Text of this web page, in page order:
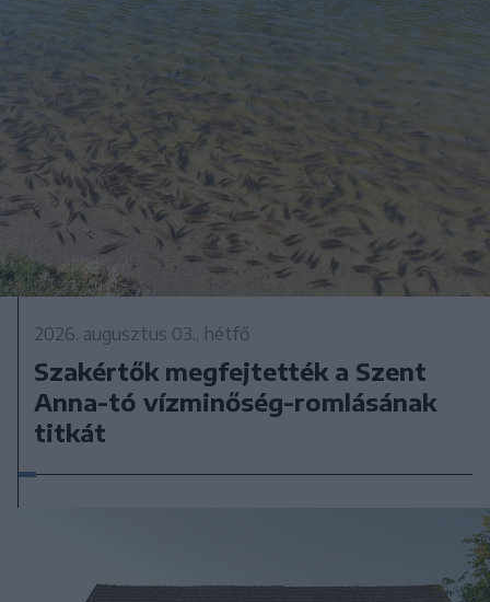
2026. augusztus 03., hétfő
Szakértők megfejtették a Szent
Anna-tó vízminőség-romlásának
titkát